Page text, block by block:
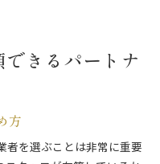
きるパートナ
方
者を選ぶことは非常に重要